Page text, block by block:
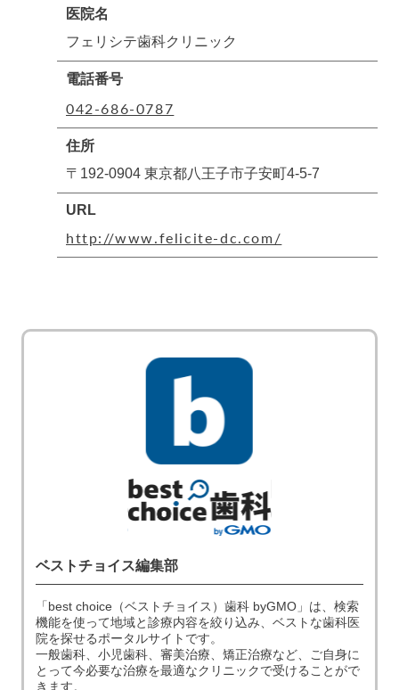
医院名
フェリシテ歯科クリニック
電話番号
042-686-0787
住所
〒192-0904 東京都八王子市子安町4-5-7
URL
http://www.felicite-dc.com/
ベストチョイス編集部
「best choice（ベストチョイス）歯科 byGMO」は、検索
機能を使って地域と診療内容を絞り込み、ベストな歯科医
院を探せるポータルサイトです。
一般歯科、小児歯科、審美治療、矯正治療など、ご自身に
とって今必要な治療を最適なクリニックで受けることがで
きます。